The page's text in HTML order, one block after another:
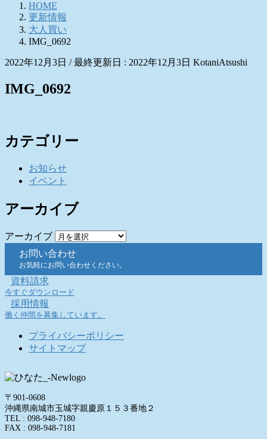
HOME
更新情報
大人買い
IMG_0692
2022年12月3日 / 最終更新日 : 2022年12月3日 KotaniAtsushi
IMG_0692
カテゴリー
お知らせ
イベント
アーカイブ
アーカイブ
お問い合わせ
お気軽にお問い合わせください。
資料請求
今すぐダウンロード
採用情報
働く仲間を募集しています。
プライバシーポリシー
サイトマップ
〒901-0608
沖縄県南城市玉城字親慶原１５３番地２
TEL : 098-948-7180
FAX : 098-948-7181